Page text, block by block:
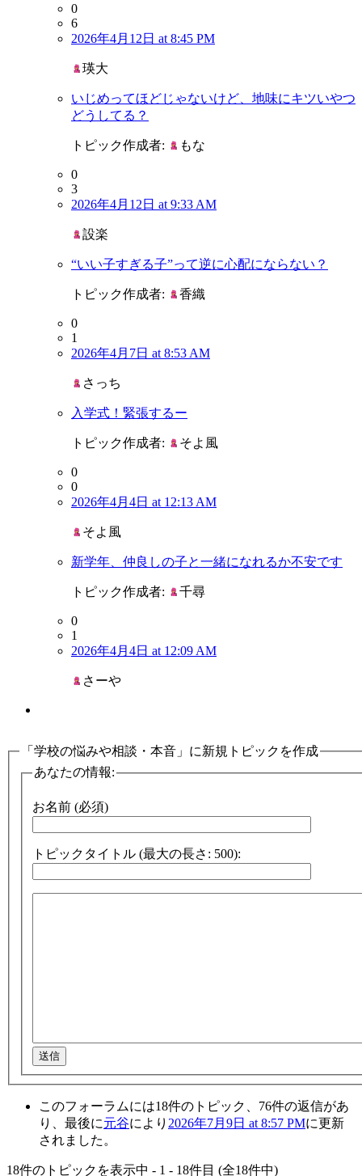
このフォーラムには18件のトピック、76件の返信があ
り、最後に元谷により 2026年7月9日 at 8:57 PMに更新
されました。
0
6
2026年4月12日 at 8:45 PM
瑛大
いじめってほどじゃないけど、地味にキツいやつ
どうしてる？
トピック作成者: もな
0
3
2026年4月12日 at 9:33 AM
設楽
“いい子すぎる子”って逆に心配にならない？
トピック作成者: 香織
0
1
2026年4月7日 at 8:53 AM
さっち
入学式！緊張するー
トピック作成者: そよ風
0
0
2026年4月4日 at 12:13 AM
そよ風
新学年、仲良しの子と一緒になれるか不安です
トピック作成者: 千尋
0
1
2026年4月4日 at 12:09 AM
さーや
18件のトピックを表示中 - 1 - 18件目 (全18件中)
「学校の悩みや相談・本音」に新規トピックを作成
あなたの情報:
お名前 (必須)
トピックタイトル (最大の長さ: 500):
送信